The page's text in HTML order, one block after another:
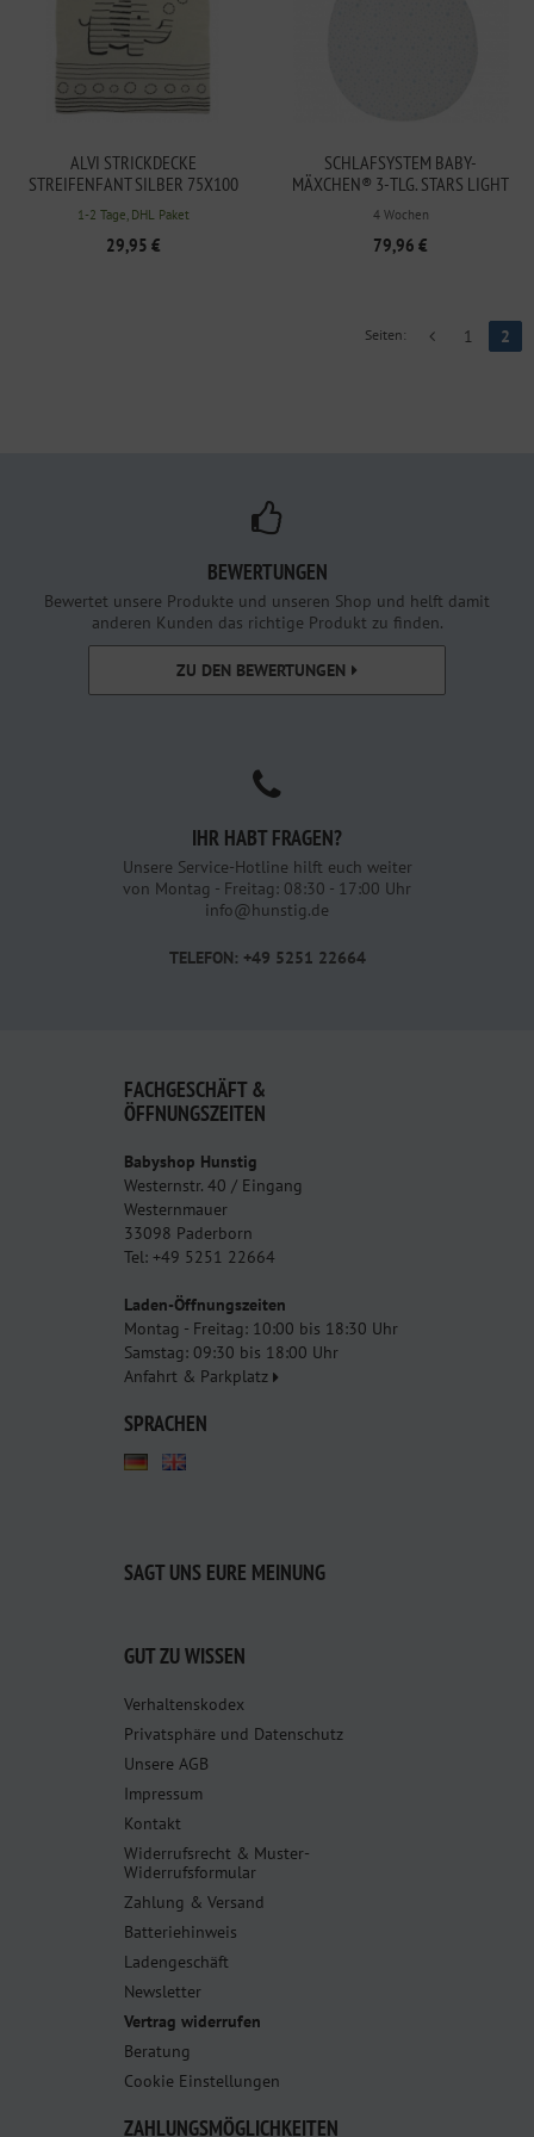
ALVI STRICKDECKE
STREIFENFANT SILBER 75X100
1-2 Tage, DHL Paket
29,95 €
SCHLAFSYSTEM BABY-
MÄXCHEN® 3-TLG. STARS LIGHT
BLUE BELLYBUTTON 68/74
4 Wochen
79,96 €
Seiten: 1 2
BEWERTUNGEN
Bewertet unsere Produkte und unseren Shop und helft damit
anderen Kunden das richtige Produkt zu finden.
ZU DEN BEWERTUNGEN
IHR HABT FRAGEN?
Unsere Service-Hotline hilft euch weiter
von Montag - Freitag: 08:30 - 17:00 Uhr
info@hunstig.de
TELEFON: +49 5251 22664
FACHGESCHÄFT &
ÖFFNUNGSZEITEN
Babyshop Hunstig
Westernstr. 40 / Eingang
Westernmauer
33098 Paderborn
Tel: +49 5251 22664
Laden-Öffnungszeiten
Montag - Freitag: 10:00 bis 18:30 Uhr
Samstag: 09:30 bis 18:00 Uhr
Anfahrt & Parkplatz
SPRACHEN
SAGT UNS EURE MEINUNG
GUT ZU WISSEN
Verhaltenskodex
Privatsphäre und Datenschutz
Unsere AGB
Impressum
Kontakt
Widerrufsrecht & Muster-
Widerrufsformular
Zahlung & Versand
Batteriehinweis
Ladengeschäft
Newsletter
Vertrag widerrufen
Beratung
Cookie Einstellungen
ZAHLUNGSMÖGLICHKEITEN